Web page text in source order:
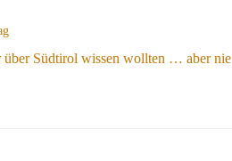
über Südtirol wissen wollten … aber nie